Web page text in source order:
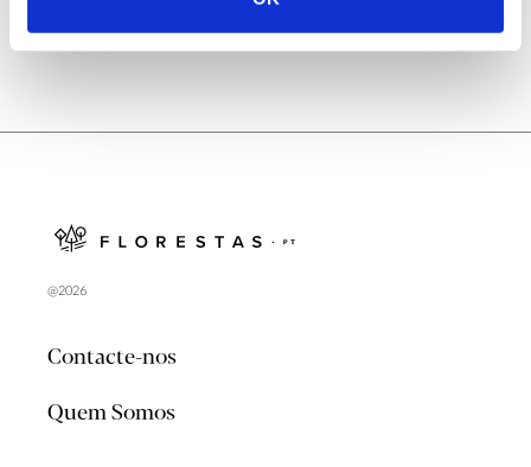
@2026
Contacte-nos
Quem Somos